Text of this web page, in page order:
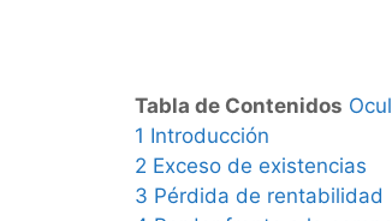
Tabla de Contenidos
1 Introducción
2 Exceso de existencias
3 Pérdida de rentabilidad